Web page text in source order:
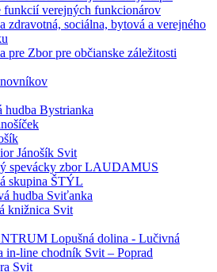
funkcií verejných funkcionárov
zdravotná, sociálna, bytová a verejného
pre Zbor pre občianske záležitosti
hudba Bystrianka
Jánošík Svit
spevácky zbor LAUDAMUS
skupina ŠTÝL
hudba Sviťanka
knižnica Svit
Lopušná dolina - Lučivná
in-line chodník Svit – Poprad
Svit